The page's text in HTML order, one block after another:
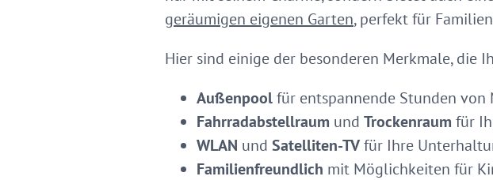
geräumigen eigenen Garten, perfekt für
Hier sind einige der besonderen Merkmale, die
Außenpoolfür entspannende Stunden von
Fahrradabstellraum und Trockenraum für
WLAN und Satelliten-TVfür Ihre
Familienfreundlich mit Möglichkeiten für